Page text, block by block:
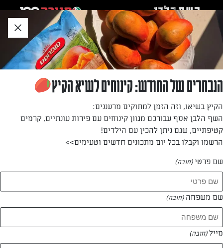
לאזור
תוכן
תחתון
חזרה לעמוד הבית
אורלי שטייגמן
—
המתכונים של
1 מתכונים
הנבחרים של החודש: קינוחים לשיא הקיץ
הקיץ בשיאו, וזה הזמן למתוקים מרעננים:
השף הלבן אסף עבורכם מגוון קינוחים עם פירות עונתיים, קרמים
קטיפתיים, שגם ניתן להכין עם הילדים!
הרשמו וקבלו בכל יום מתכונים חדשים וטעימים>>
שם פרטי(חובה)
שם משפחה (חובה)
מייל(חובה)